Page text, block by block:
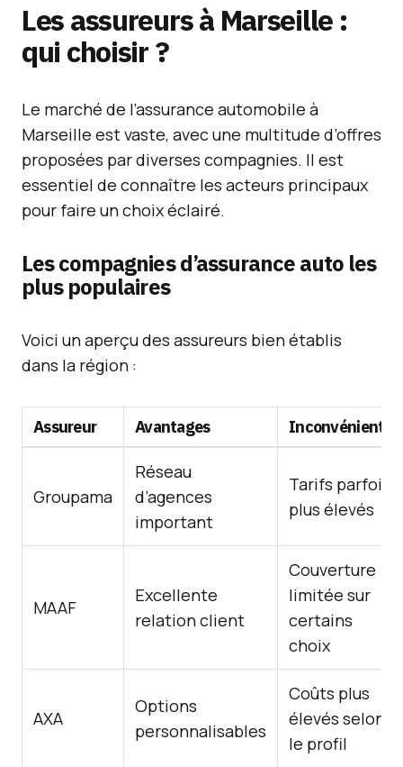
Les assureurs à Marseille :
qui choisir ?
Le marché de l’assurance automobile à
Marseille est vaste, avec une multitude d’offres
proposées par diverses compagnies. Il est
essentiel de connaître les acteurs principaux
pour faire un choix éclairé.
Les compagnies d’assurance auto les
plus populaires
Voici un aperçu des assureurs bien établis
dans la région :
Assureur Avantages Inconvénients
Groupama
Réseau
d’agences
important
Tarifs parfois
plus élevés
MAAF
Excellente
relation client
Couverture
limitée sur
certains
choix
AXA
Options
personnalisables
Coûts plus
élevés selon
le profil